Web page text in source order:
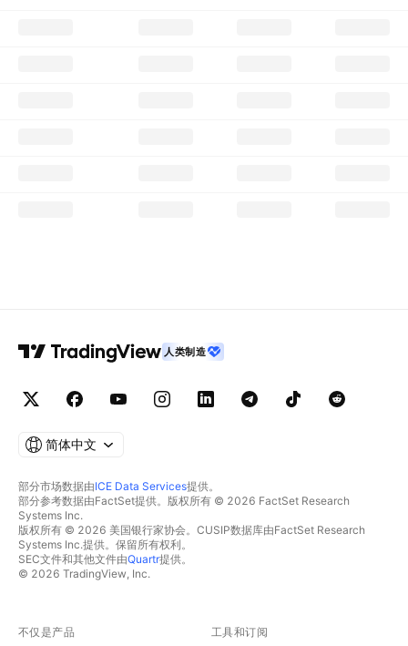
人类制造
简体中文
部分市场数据由ICE Data Services提供。
部分参考数据由FactSet提供。版权所有 © 2026 FactSet Research
Systems Inc.
版权所有 © 2026 美国银行家协会。CUSIP数据库由FactSet Research
Systems Inc.提供。保留所有权利。
SEC文件和其他文件由Quartr提供。
© 2026 TradingView, Inc.
不仅是产品 工具和订阅